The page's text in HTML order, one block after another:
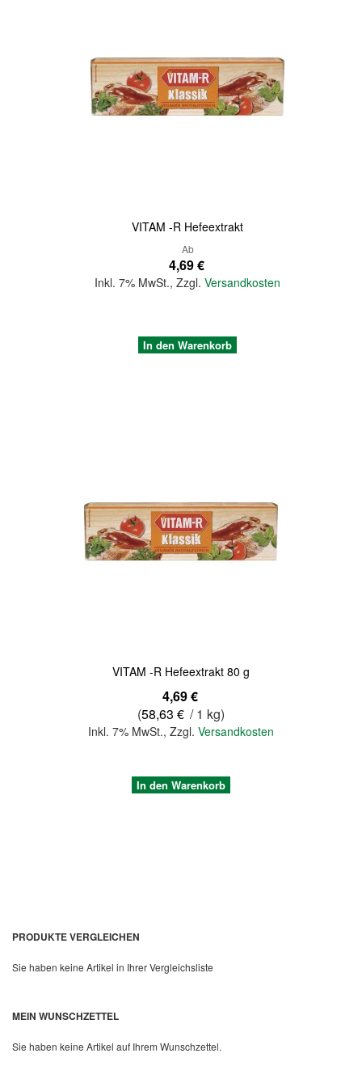
VITAM -R Hefeextrakt
Ab
4,69 €
Inkl. 7% MwSt.,Zzgl.Versandkosten
In den Warenkorb
VITAM -R Hefeextrakt 80 g
4,69 €
(58,63 € / 1 kg)
Inkl. 7% MwSt., Zzgl. Versandkosten
In den Warenkorb
PRODUKTE VERGLEICHEN
Sie haben keine Artikel in Ihrer Vergleichsliste
MEIN WUNSCHZETTEL
Sie haben keine Artikel auf Ihrem Wunschzettel.